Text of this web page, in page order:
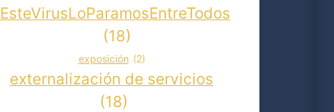
EsteVirusLoParamosEntreTodos
(18)
exposición (2)
externalización de servicios
(18)